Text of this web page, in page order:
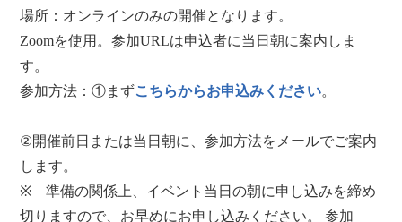
場所：オンラインのみの開催となります。
Zoomを使用。参加URLは申込者に当日朝に案内しま
す。
参加方法：①まずこちらからお申込みください。
②開催前日または当日朝に、参加方法をメールでご案内
します。
※ 準備の関係上、イベント当日の朝に申し込みを締め
切りますので、お早めにお申し込みください。 参加